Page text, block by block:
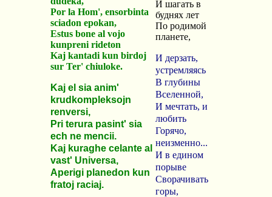
Por la Hom', ensorbinta
sciadon epokan,
Estus bone al vojo
kunpreni rideton
Kaj kantadi kun birdoj
sur Ter' chiuloke.
Kaj el sia anim'
krudkompleksojn
renversi,
Pri terura pasint' sia
ech ne mencii.
Kaj kuraghe celante al
vast' Universa,
Aperigi planedon kun
fratoj raciaj.
И шагать в
буднях лет
По родимой
планете,
И дерзать,
устремляясь
В глубины
Вселенной,
И мечтать, и
любить
Горячо,
неизменно...
И в едином
порыве
Сворачивать
горы,